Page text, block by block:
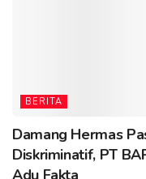
BERITA
Damang Hermas
Diskriminatif, PT
Adu Fakta